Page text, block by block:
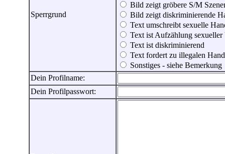
Sperrgrund
Bild zeigt gröbere S/M
Bild zeigt diskriminierende
Text umschreibt sexuelle
Text ist Aufzählung sexueller
Text ist diskriminierend
Text fordert zu illegalen
Sonstiges - siehe Bemerkung
Dein Profilname:
Dein Profilpasswort: